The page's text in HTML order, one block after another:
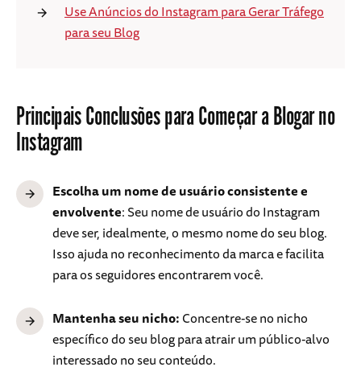
Use Anúncios do Instagram para Gerar Tráfego
para seu Blog
Principais Conclusões para Começar a Blogar no
Instagram
Escolha um nome de usuário consistente e
envolvente: Seu nome de usuário do Instagram
deve ser, idealmente, o mesmo nome do seu blog.
Isso ajuda no reconhecimento da marca e facilita
para os seguidores encontrarem você.
Mantenha seu nicho:Concentre-se no nicho
específico do seu blog para atrair um público-alvo
interessado no seu conteúdo.